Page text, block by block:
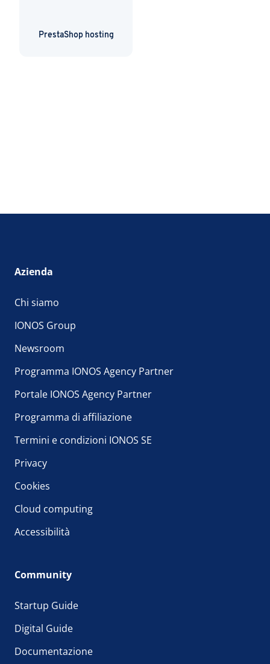
PrestaShop hosting
Azienda
Chi siamo
IONOS Group
Newsroom
Programma IONOS Agency Partner
Portale IONOS Agency Partner
Programma di affiliazione
Termini e condizioni IONOS SE
Privacy
Cookies
Cloud computing
Accessibilità
Community
Startup Guide
Digital Guide
Documentazione